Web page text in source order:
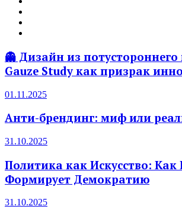
👻 Дизайн из потустороннего
Gauze Study как призрак
01.11.2025
Анти-брендинг: миф или
31.10.2025
Политика как Искусство: Как
Формирует Демократию
31.10.2025